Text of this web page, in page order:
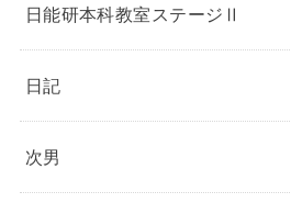
日能研本科教室ステージⅡ
日記
次男